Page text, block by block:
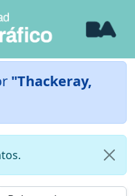
"Thackeray,